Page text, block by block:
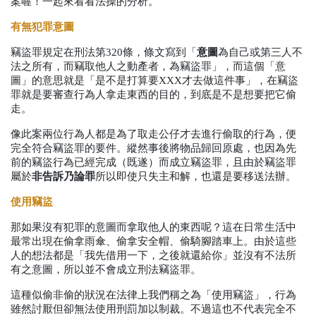
有無犯罪意圖
竊盜罪規定在刑法第320條，條文寫到「 意圖為自己或第三人不
法之所有，而竊取他人之動產者，為竊盜罪」，而這個「意
圖」的意思就是「是不是打算要XXX才去做這件事」，在竊盜
罪就是要審查行為人拿走東西的目的，到底是不是想要把它偷
走。
像此案兩位行為人都是為了取走公仔才去進行偷取的行為，便
完全符合竊盜罪的要件。縱然事後將物品歸回原處，也因為先
前的竊盜行為已經完成（既遂）而成立竊盜罪，且由於竊盜罪
屬於非告訴乃論罪所以即使只失主和解，也還是要移送法辦。
使用竊盜
那如果沒有犯罪的意圖而拿取他人的東西呢？這在日常生活中
最常出現在偷拿雨傘、偷拿安全帽、偷騎腳踏車上。由於這些
人的想法都是「我先借用一下，之後就還給你」並沒有不法所
有之意圖，所以並不會成立刑法竊盜罪。
這種似偷非偷的狀況在法律上我們稱之為「使用竊盜」，行為
雖然討厭但卻無法使用刑罰加以制裁。不過這也不代表完全不